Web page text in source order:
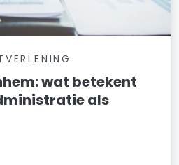
wat betekent
als